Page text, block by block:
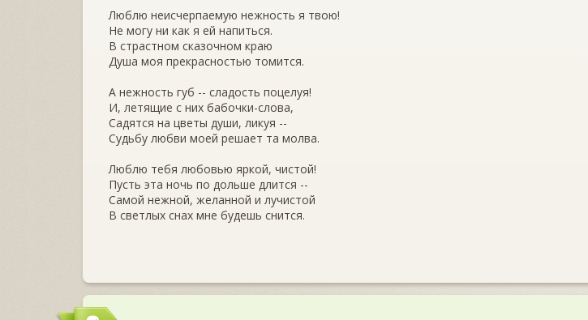
Люблю неисчерпаемую нежность я твою!
Не могу ни как я ей напиться.
В страстном сказочном краю
Душа моя прекрасностью томится.
А нежность губ -- сладость поцелуя!
И, летящие с них бабочки-слова,
Садятся на цветы души, ликуя --
Судьбу любви моей решает та молва.
Люблю тебя любовью яркой, чистой!
Пусть эта ночь по дольше длится --
Самой нежной, желанной и лучистой
В светлых снах мне будешь снится.